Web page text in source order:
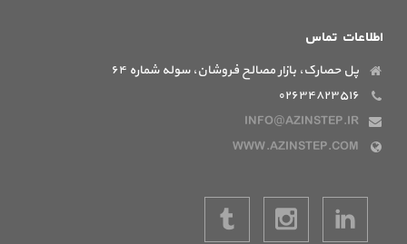
اطلاعات تماس
پل حصارک، بازار مصالح فروشان، سوله شماره ۶۴
۰۲۶۳۴۸۲۳۵۱۶
INFO@AZINSTEP.IR
WWW.AZINSTEP.COM